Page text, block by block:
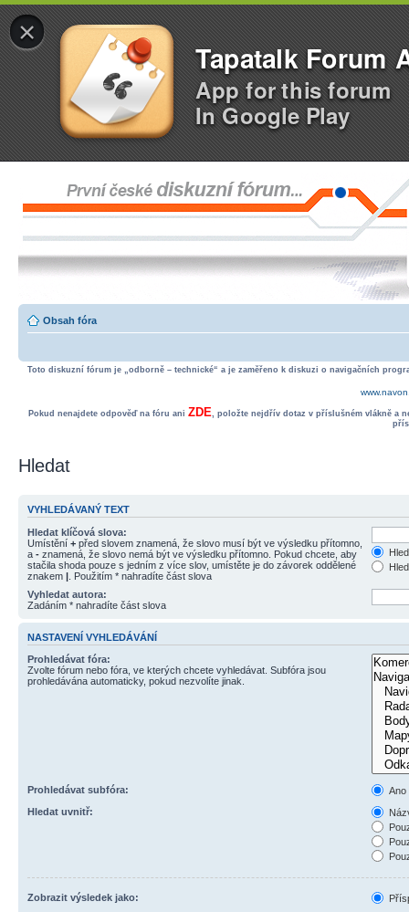
×
Tapatalk Forum
App for this forum
In Google Play
Obsah fóra
Toto diskuzní fórum je „odborně – technické“ a je zaměřeno k diskuzi o navigačních
Pokud nenajdete odpověď na fóru ani ZDE, položte nejdřív dotaz v příslušném vlákně a
Hledat
VYHLEDÁVANÝ TEXT
Hledat klíčová slova:
Umístění + před slovem znamená, že slovo musí být ve výsledku přítomno,
a - znamená, že slovo nemá být ve výsledku přítomno. Pokud chcete, aby
stačila shoda pouze s jedním z více slov, umístěte je do závorek oddělené
znakem | . Použitím * nahradíte část slova
Vyhledat autora:
Zadáním * nahradíte část slova
NASTAVENÍ VYHLEDÁVÁNÍ
Prohledávat fóra:
Zvolte fórum nebo fóra, ve kterých chcete vyhledávat. Subfóra jsou
prohledávána automaticky, pokud nezvolíte jinak.
Prohledávat subfóra:
Ano
Hledat uvnitř:
Zobrazit výsledek jako: